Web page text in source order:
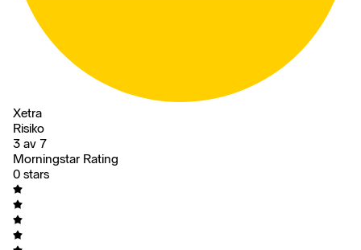
Xetra
Risiko
3 av 7
Morningstar Rating
0 stars